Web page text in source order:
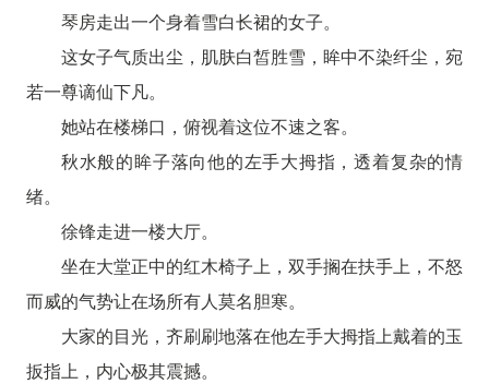
琴房走出一个身着雪白长裙的女子。
这女子气质出尘，肌肤白皙胜雪，眸中不染纤尘，宛
若一尊谪仙下凡。
她站在楼梯口，俯视着这位不速之客。
秋水般的眸子落向他的左手大拇指，透着复杂的情
绪。
徐锋走进一楼大厅。
坐在大堂正中的红木椅子上，双手搁在扶手上，不怒
而威的气势让在场所有人莫名胆寒。
大家的目光，齐刷刷地落在他左手大拇指上戴着的玉
扳指上，内心极其震撼。